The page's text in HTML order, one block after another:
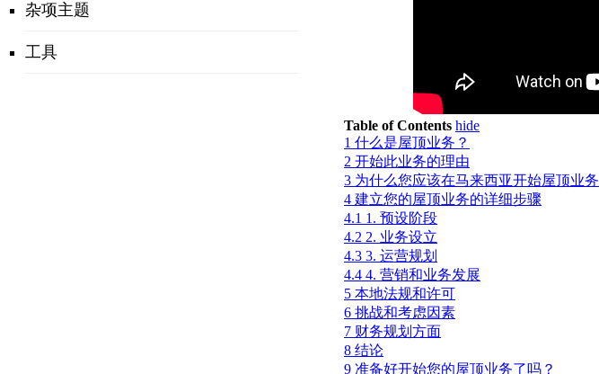
Table of Contents hide
1 什么是屋顶业务？
2 开始此业务的理由
3 为什么您应该在马来西亚开始屋顶业务
4 建立您的屋顶业务的详细步骤
4.1 1. 预设阶段
4.2 2. 业务设立
4.3 3. 运营规划
4.4 4. 营销和业务发展
5 本地法规和许可
6 挑战和考虑因素
7 财务规划方面
8 结论
9 准备好开始您的屋顶业务了吗？
杂项主题
工具